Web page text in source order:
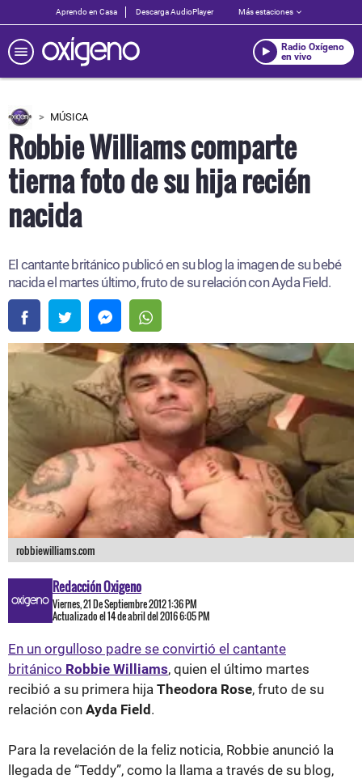
Aprendo en Casa Descarga AudioPlayer Más estaciones
Radio Oxígeno
en vivo
MÚSICA
Robbie Williams comparte
tierna foto de su hija recién
nacida
El cantante británico publicó en su blog la imagen de su bebé
nacida el martes último, fruto de su relación con Ayda Field.
robbiewilliams.com
Redacción Oxigeno
Viernes, 21 De Septiembre 2012 1:36 PM
Actualizado el 14 de abril del 2016 6:05 PM
En un orgulloso padre se convirtió el cantante
británico Robbie Williams, quien el último martes
recibió a su primera hija Theodora Rose, fruto de su
relación con Ayda Field.
Para la revelación de la feliz noticia, Robbie anunció la
llegada de “Teddy”, como la llama a través de su blog,